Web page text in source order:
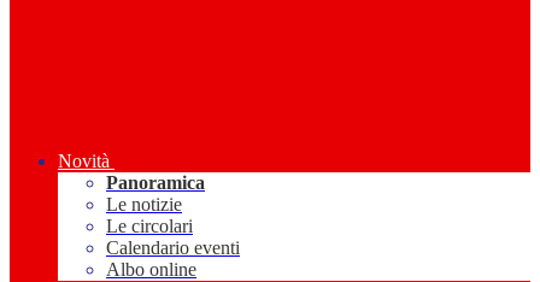
Novità
Panoramica
Le notizie
Le circolari
Calendario eventi
Albo online